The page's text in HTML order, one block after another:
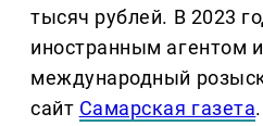
тысяч рублей. В 2023
иностранным агентом
международный
сайт Самарская газета.